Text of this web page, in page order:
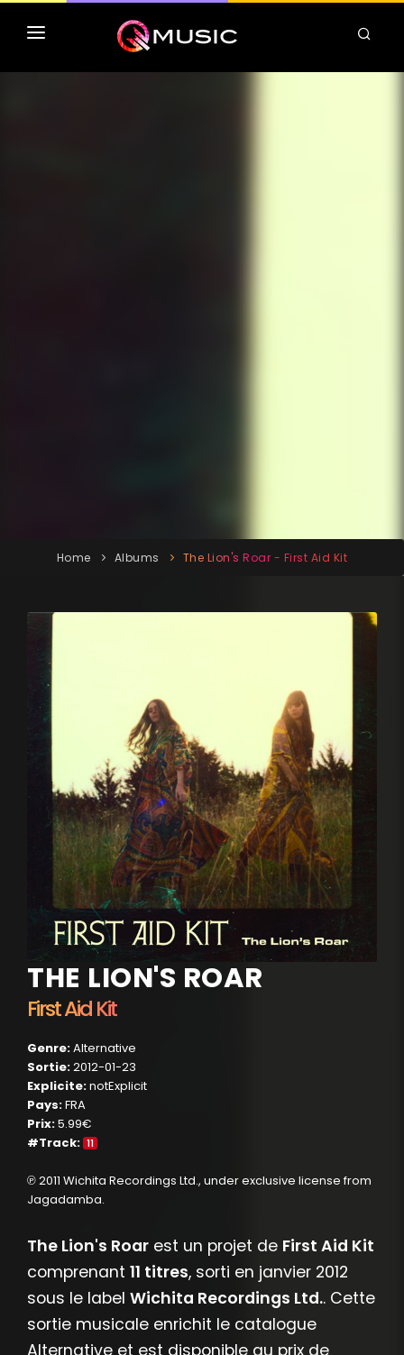
TOP MP3 ITUNES
Home Albums The Lion's Roar - First Aid Kit
THE LION'S ROAR
First Aid Kit
Genre:Alternative
Sortie:2012-01-23
Explicite:notExplicit
Pays:FRA
Prix:5.99€
#Track: 11
℗ 2011 Wichita Recordings Ltd., under exclusive license from
Jagadamba.
The Lion's Roar est un projet de First Aid Kit
comprenant 11 titres, sorti en janvier 2012
sous le label Wichita Recordings Ltd.. Cette
sortie musicale enrichit le catalogue
Alternative et est disponible au prix de